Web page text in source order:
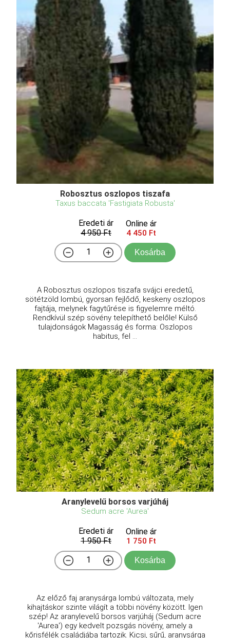
Robosztus oszlopos tiszafa
Taxus baccata 'Fastigiata Robusta'
Eredeti ár
4 950 Ft
Online ár
4 450 Ft
Kosárba
A Robosztus oszlopos tiszafa svájci eredetű,
sötétzöld lombú, gyorsan fejlődő, keskeny oszlopos
fajtája, melynek fagytűrése is figyelemre méltó.
Rendkívül szép sövény telepíthető belőle! Külső
tulajdonságok Magasság és forma: Oszlopos
habitus, fel ...
Aranylevelű borsos varjúháj
Sedum acre 'Aurea'
Eredeti ár
1 950 Ft
Online ár
1 750 Ft
Kosárba
Az előző faj aranysárga lombú változata, mely
kihajtáskor szinte világít a többi növény között. Igen
szép! Az aranylevelű borsos varjúháj (Sedum acre
'Aurea') egy kedvelt pozsgás növény, amely a
kőrisfélék családjába tartozik. Kicsi, sűrű, aranysárga